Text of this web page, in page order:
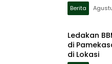
Berita
Ledakan
di
di Lokasi